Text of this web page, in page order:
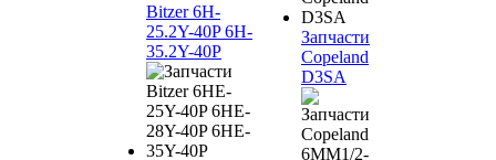
Bitzer 6H-
25.2Y-40P 6H-
35.2Y-40P
Запчасти
Copeland
D3SA